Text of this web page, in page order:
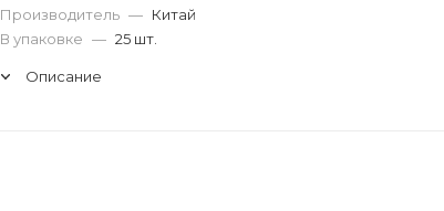
Производитель — Китай
В упаковке — 25 шт.
Описание